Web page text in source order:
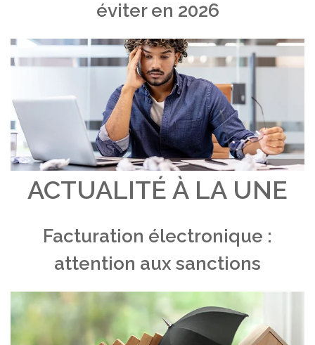
éviter en 2026
ACTUALITÉ À LA UNE
Facturation électronique :
attention aux sanctions